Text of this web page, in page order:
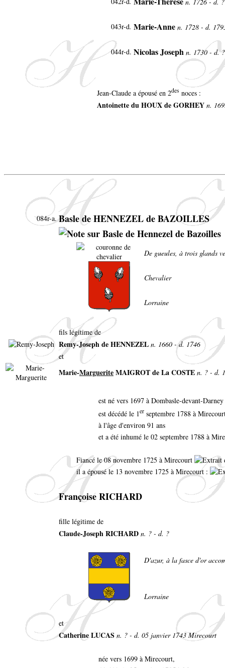
043r-d. Marie-Anne n. 1728 - d.
044r-d. Nicolas Joseph n. 1730 - d. ?
Jean-Claude a épousé en 2des noces :
Antoinette du HOUX de GORHEY n.
084r-a. Basle de HENNEZEL de BAZOILLES
De gueules, à trois glands
Chevalier
Lorraine
fils légitime de
Remy-Joseph de HENNEZEL n. 1660 - d. 1746
et
Marie-MargueriteMAIGROT de La COSTE n. ? - d.
est né vers 1697 à Dombasle-devant-Darney
est décédé le 1er septembre 1788 à
à l'âge d'environ 91 ans
et a été inhumé le 02 septembre 1788 à
Fiancé le 08 novembre 1725 à Mirecourt
il a épousé le 13 novembre 1725 à Mirecourt :
Françoise RICHARD
fille légitime de
Claude-Joseph RICHARD n. ? - d. ?
D'azur, à la fasce d'or
Lorraine
et
Catherine LUCAS n. ? - d. 05 janvier 1743 Mirecourt
née vers 1699 à Mirecourt,